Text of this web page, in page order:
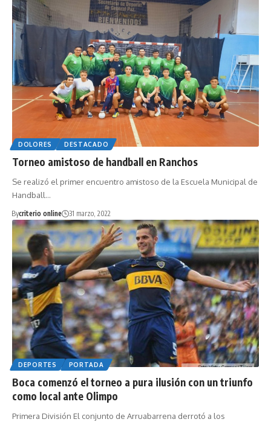
DOLORES DESTACADO
Torneo amistoso de handball en Ranchos
Se realizó el primer encuentro amistoso de la Escuela Municipal de
Handball…
Bycriterio online 31 marzo, 2022
DEPORTES PORTADA
Boca comenzó el torneo a pura ilusión con un triunfo
como local ante Olimpo
Primera División El conjunto de Arruabarrena derrotó a los